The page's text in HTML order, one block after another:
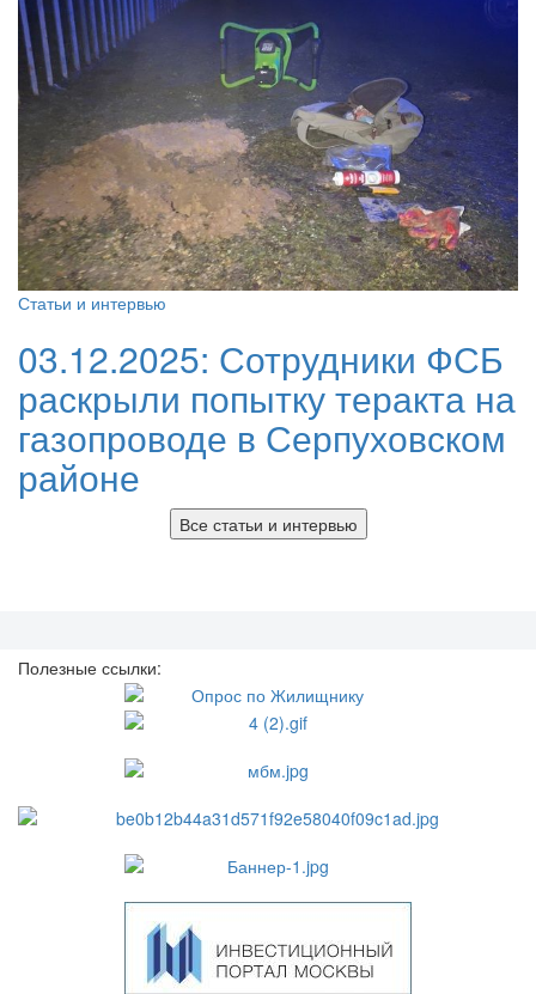
Статьи и интервью
03.12.2025: Сотрудники ФСБ
раскрыли попытку теракта на
газопроводе в Серпуховском
районе
Все статьи и интервью
Полезные ссылки: